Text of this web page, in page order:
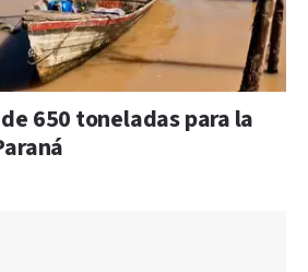
650 toneladas para la